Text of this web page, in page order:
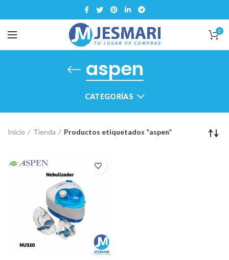
0
aspen
CATEGORÍAS
Inicio Tienda Productos etiquetados “aspen”